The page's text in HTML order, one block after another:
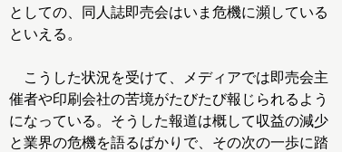
としての、同人誌即売会はいま危機に瀕している
といえる。
こうした状況を受けて、メディアでは即売会主
催者や印刷会社の苦境がたびたび報じられるよう
になっている。そうした報道は概して収益の減少
と業界の危機を語るばかりで、その次の一歩に踏